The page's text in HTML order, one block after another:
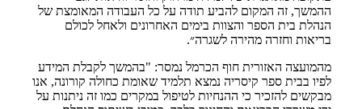
ההמשך, זה המקום להביע תודה על כל העבודה המאומצת של
הנהלת בית הספר והצוות בימים האחרונים ולאחל לכולם
בריאות וחזרה מהירה לשגרה״.
מהמועצה האזורית חוף הכרמל נמסר: "בהמשך לקבלת המידע
לפיו בבית ספר קיסריה נמצא תלמיד שאומת כחולה קורונה, אנו
מבקשים להזכיר כי ההנחיות לטיפול במקרים כמו זה ניתנות על